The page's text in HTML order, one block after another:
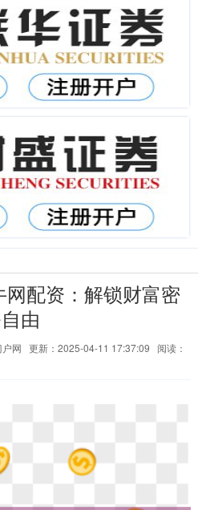
配资：解锁财富密
由
网 更新：2025-04-11 17:37:09
阅读：